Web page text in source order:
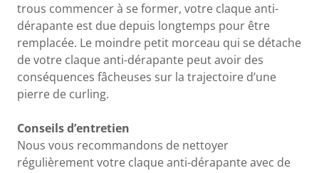
trous commencer à se former, votre claque anti-
dérapante est due depuis longtemps pour être
remplacée. Le moindre petit morceau qui se détache
de votre claque anti-dérapante peut avoir des
conséquences fâcheuses sur la trajectoire d’une
pierre de curling.
Conseils d’entretien
Nous vous recommandons de nettoyer
régulièrement votre claque anti-dérapante avec de